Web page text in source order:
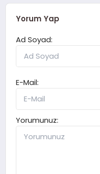
Yorum Yap
Ad Soyad:
E-Mail:
Yorumunuz: